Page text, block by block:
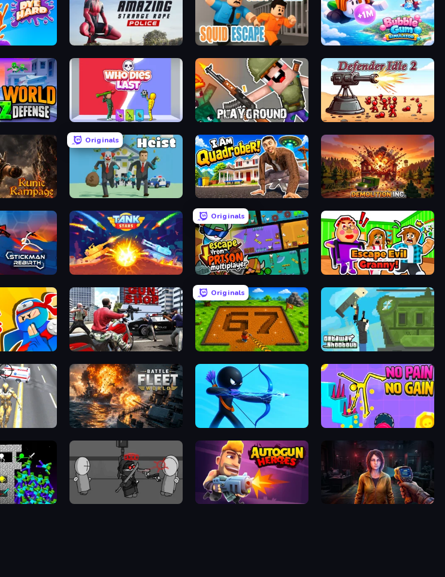
Amazing Strange Rope Police Obby World: Squid Escape Bubble Gum Simulator
World Z Defense - Zombie Defense Who Dies Last? Playground Defender Idle 2
Originals
Bank Heist I Am Quadrober! Demolition Inc.
Originals
Escape From Prison Multiplayer Escape Evil Granny!
Grand Action Simulator: New York
Originals
Obby: Dig Brainrots Getaway Shootout
War Hero Battle Fleet World Archers Random No Pain No Gain - Ragdoll Sandbox
Madness Project Nexus Autogun Heroes Survival Zone Zombie Outbreak